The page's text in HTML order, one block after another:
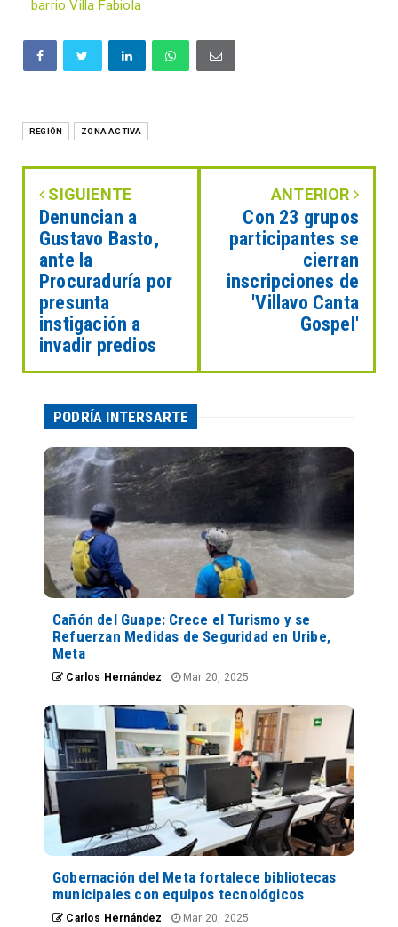
barrio Villa Fabiola
REGIÓN ZONA ACTIVA
SIGUIENTE
Denuncian a
Gustavo Basto,
ante la
Procuraduría por
presunta
instigación a
invadir predios
ANTERIOR
Con 23 grupos
participantes se
cierran
inscripciones de
'Villavo Canta
Gospel'
PODRÍA INTERSARTE
Cañón del Guape: Crece el Turismo y se
Refuerzan Medidas de Seguridad en Uribe,
Meta
Carlos Hernández Mar 20, 2025
Gobernación del Meta fortalece bibliotecas
municipales con equipos tecnológicos
Carlos Hernández Mar 20, 2025